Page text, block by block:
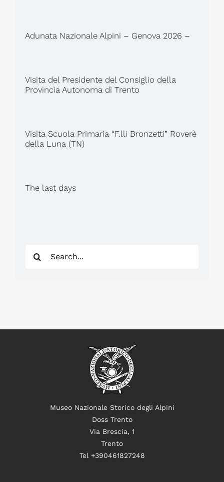
Adunata Nazionale Alpini – Genova 2026 –
Visita del Presidente del Consiglio della
Provincia Autonoma di Trento
Visita Scuola Primaria “F.lli Bronzetti” Roverè
della Luna (TN)
The last days
Search
Museo Nazionale Storico degli Alpini
Doss Trento
Via Brescia, 1
Trento
Tel +390461827248